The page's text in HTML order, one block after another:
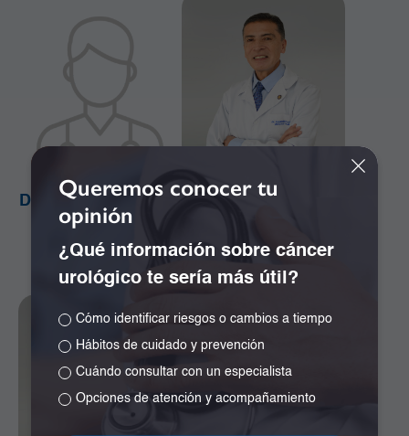
Dr. Alejandro Orozco
Plazas
Cirugía de la Mama y
Tumores de Tejidos
Blandos
Dr. Alejandro Ramos
Especialista en
Queremos conocer tu
opinión
¿Qué información sobre cáncer
urológico te sería más útil?
Cómo identificar riesgos o cambios a tiempo
Hábitos de cuidado y prevención
Cuándo consultar con un especialista
Opciones de atención y acompañamiento